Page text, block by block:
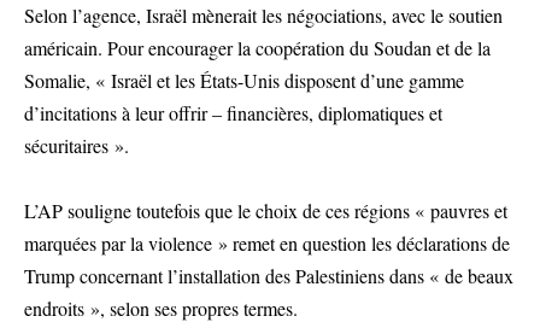
Selon l’agence, Israël mènerait les négociations, avec le soutien
américain. Pour encourager la coopération du Soudan et de la
Somalie, « Israël et les États-Unis disposent d’une gamme
d’incitations à leur offrir – financières, diplomatiques et
sécuritaires ».
L’AP souligne toutefois que le choix de ces régions « pauvres et
marquées par la violence » remet en question les déclarations de
Trump concernant l’installation des Palestiniens dans « de beaux
endroits », selon ses propres termes.